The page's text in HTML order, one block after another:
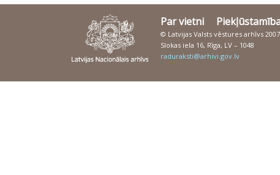
Par vietni
© Latvijas Valsts vēstures arhīvs
Slokas iela 16, Rīga, LV – 1048
raduraksti@arhivi.gov.lv